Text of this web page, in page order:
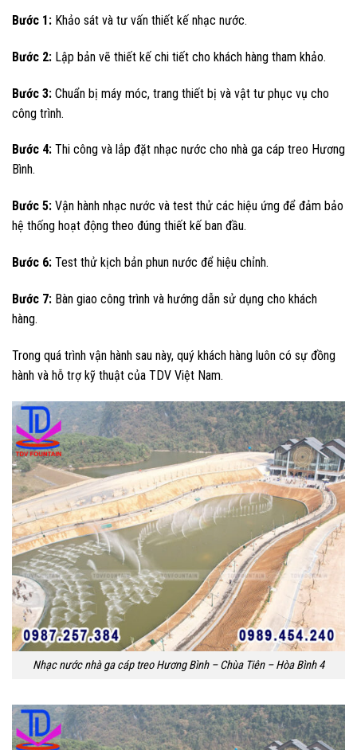
Bước 1: Khảo sát và tư vấn thiết kế nhạc nước.
Bước 2: Lập bản vẽ thiết kế chi tiết cho khách hàng tham khảo.
Bước 3: Chuẩn bị máy móc, trang thiết bị và vật tư phục vụ cho
công trình.
Bước 4: Thi công và lắp đặt nhạc nước cho nhà ga cáp treo Hương
Bình.
Bước 5: Vận hành nhạc nước và test thử các hiệu ứng để đảm bảo
hệ thống hoạt động theo đúng thiết kế ban đầu.
Bước 6: Test thử kịch bản phun nước để hiệu chỉnh.
Bước 7: Bàn giao công trình và hướng dẫn sử dụng cho khách
hàng.
Trong quá trình vận hành sau này, quý khách hàng luôn có sự đồng
hành và hỗ trợ kỹ thuật của TDV Việt Nam.
Nhạc nước nhà ga cáp treo Hương Bình – Chùa Tiên – Hòa Bình 4